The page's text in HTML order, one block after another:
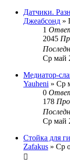
Датчики.
Джеабсонд »
1
2045
Ср май
Медиатор-
Yauheni » Ср
0
178
Ср май
Стойка для
Zafakus » Ср